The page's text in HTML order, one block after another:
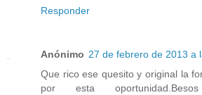
Responder
Anónimo 27 de febrero de 2013 a
Que rico ese quesito y original la
por esta